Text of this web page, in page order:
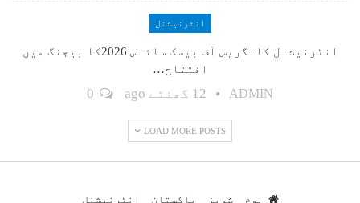
انٹرنیشنل
انٹرنیشنل کانگریس آف بیسک سائنس 2026کا بیجنگ میں
افتتاح…
ADMIN 12 گھنٹے ago
LOAD MORE POSTS
ہوم شوبز پاکستان انٹرنیشنل